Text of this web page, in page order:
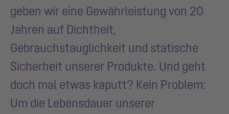
geben wir eine Gewährleistung von 20
Jahren auf Dichtheit,
Gebrauchstauglichkeit und statische
Sicherheit unserer Produkte. Und geht
doch mal etwas kaputt? Kein Problem:
Um die Lebensdauer unserer